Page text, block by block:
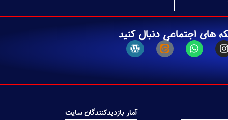
های اجتماعی دنبال کنید
آمار بازدیدکنندگان سایت